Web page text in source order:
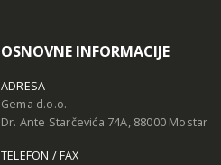
OSNOVNE INFORMACIJE
ADRESA
Gema d.o.o.
Dr. Ante Starčevića 74A, 88000 Mostar
TELEFON / FAX